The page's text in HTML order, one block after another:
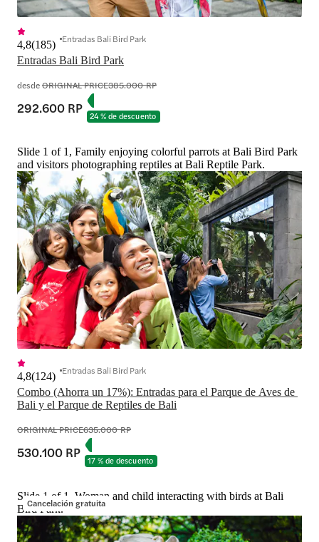
Entradas Bali Bird Park
4,8(185) Entradas Bali Bird Park
desdeORIGINAL PRICE385.000 RP
292.600 RP 24 % de descuento
Slide 1 of 1, Family enjoying colorful parrots at Bali Bird Park
and visitors photographing reptiles at Bali Reptile Park.
Combo (Ahorra un 17%): Entradas para el Parque de Aves de
Bali y el Parque de Reptiles de Bali
4,8(124) Entradas Bali Bird Park
ORIGINAL PRICE635.000 RP
530.100 RP 17 % de descuento
Cancelación gratuita
Slide 1 of 1, Woman and child interacting with birds at Bali
Bird Park.